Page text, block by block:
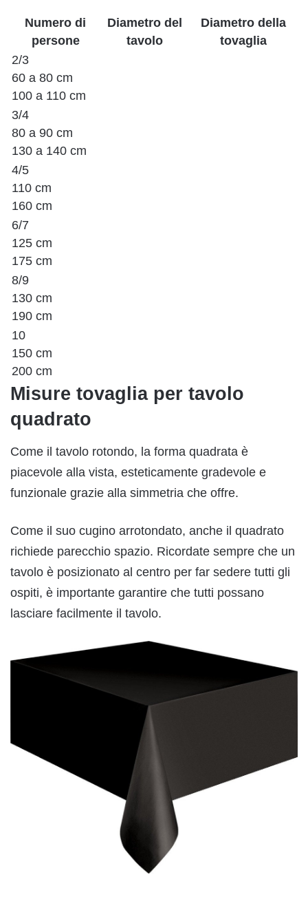
Numero di
persone
Diametro del
tavolo
Diametro della
tovaglia
2/3
60 a 80 cm
100 a 110 cm
3/4
80 a 90 cm
130 a 140 cm
4/5
110 cm
160 cm
6/7
125 cm
175 cm
8/9
130 cm
190 cm
10
150 cm
200 cm
Misure tovaglia per tavolo
quadrato
Come il tavolo rotondo, la forma quadrata è
piacevole alla vista, esteticamente gradevole e
funzionale grazie alla simmetria che offre.
Come il suo cugino arrotondato, anche il quadrato
richiede parecchio spazio. Ricordate sempre che un
tavolo è posizionato al centro per far sedere tutti gli
ospiti, è importante garantire che tutti possano
lasciare facilmente il tavolo.